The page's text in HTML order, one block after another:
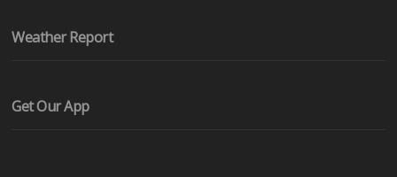
Weather Report
Get Our App